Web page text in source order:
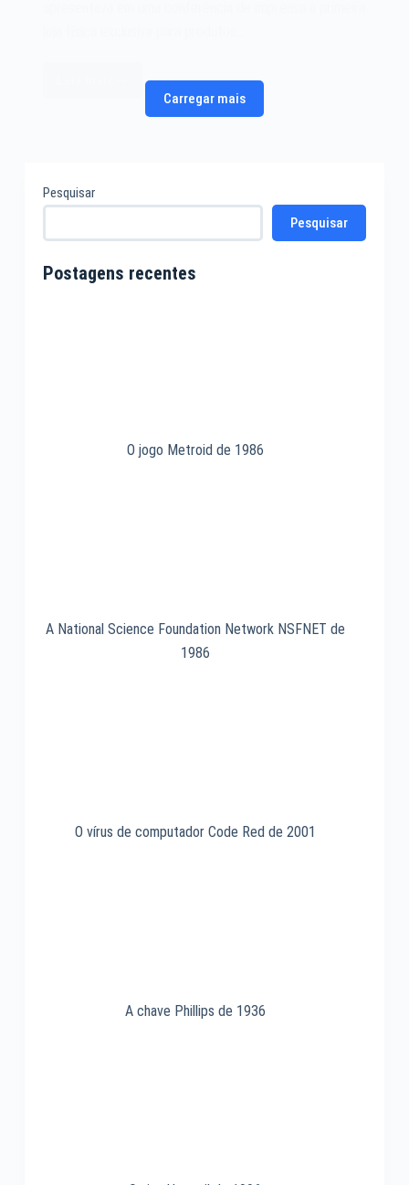
Carregar mais
Pesquisar
Pesquisar
Postagens recentes
O jogo Metroid de 1986
A National Science Foundation Network NSFNET de
1986
O vírus de computador Code Red de 2001
A chave Phillips de 1936